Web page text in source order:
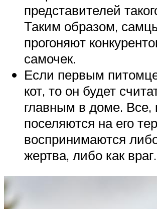
представителей
Таким образом,
прогоняют
самочек.
Если первым
кот, то он будет
главным в доме. Все,
поселяются на его
воспринимаются
жертва, либо как враг.